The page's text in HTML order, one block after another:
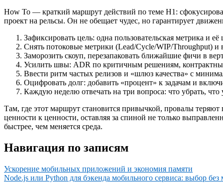
How To — краткий маршрут действий по теме H1:
проект на рельсы. Он не обещает чудес, но гарантирует
Зафиксировать цель: одна пользовательская метрика и её
Снять потоковые метрики (Lead/Cycle/WIP/Throughput) и
Заморозить скоуп, перезапаковать ближайшие фичи в
Усилить швы: ADR по критичным решениям,
Ввести ритм частых релизов и «шлюз качества» с
Оцифровать долг: добавить «процент» к задачам и
Каждую неделю отвечать на три вопроса: что убрать, что
Там, где этот маршрут становится привычкой, провалы теряют
ценности к ценности, оставляя за спиной не только
быстрее, чем меняется среда.
Навигация по записям
Ускорение мобильных приложений и экономия памяти
Node.js или Python для бэкенда мобильного сервиса: выбор без